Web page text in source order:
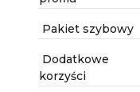
Pakiet szybowy
Dodatkowe
korzyści